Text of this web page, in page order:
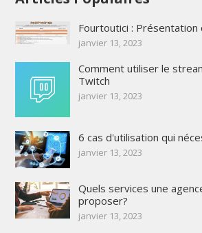
Fourtoutici : Présentation
janvier 13, 2023
Comment utiliser le
Twitch
janvier 13, 2023
6 cas d'utilisation qui
janvier 13, 2023
Quels services une
proposer?
janvier 13, 2023